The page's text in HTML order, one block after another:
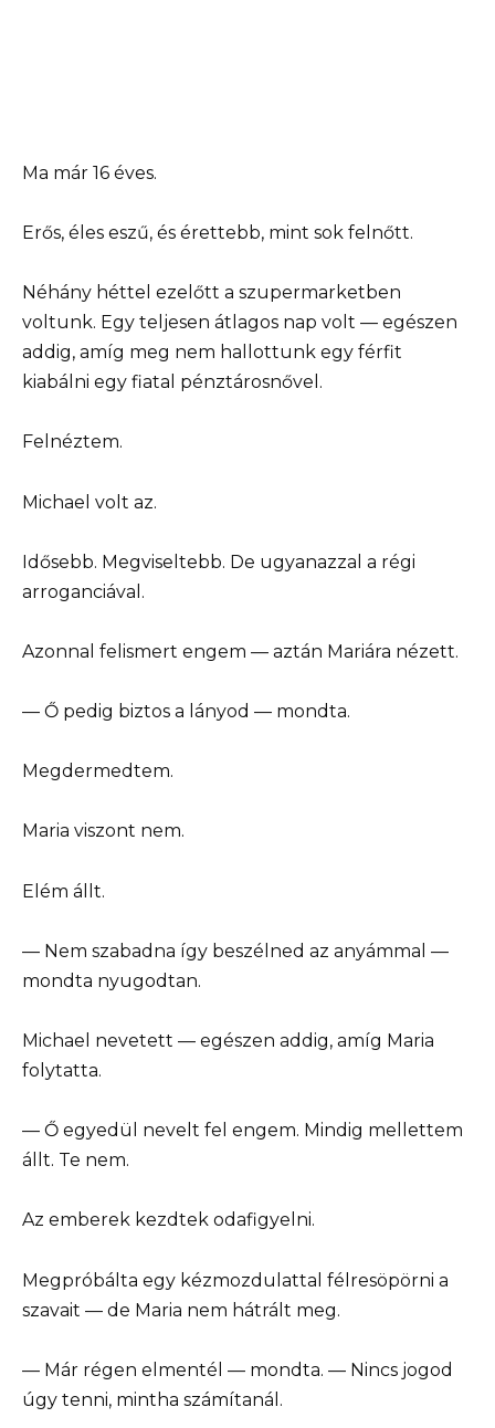
Ma már 16 éves.
Erős, éles eszű, és érettebb, mint sok felnőtt.
Néhány héttel ezelőtt a szupermarketben
voltunk. Egy teljesen átlagos nap volt — egészen
addig, amíg meg nem hallottunk egy férfit
kiabálni egy fiatal pénztárosnővel.
Felnéztem.
Michael volt az.
Idősebb. Megviseltebb. De ugyanazzal a régi
arroganciával.
Azonnal felismert engem — aztán Mariára nézett.
— Ő pedig biztos a lányod — mondta.
Megdermedtem.
Maria viszont nem.
Elém állt.
— Nem szabadna így beszélned az anyámmal —
mondta nyugodtan.
Michael nevetett — egészen addig, amíg Maria
folytatta.
— Ő egyedül nevelt fel engem. Mindig mellettem
állt. Te nem.
Az emberek kezdtek odafigyelni.
Megpróbálta egy kézmozdulattal félresöpörni a
szavait — de Maria nem hátrált meg.
— Már régen elmentél — mondta. — Nincs jogod
úgy tenni, mintha számítanál.